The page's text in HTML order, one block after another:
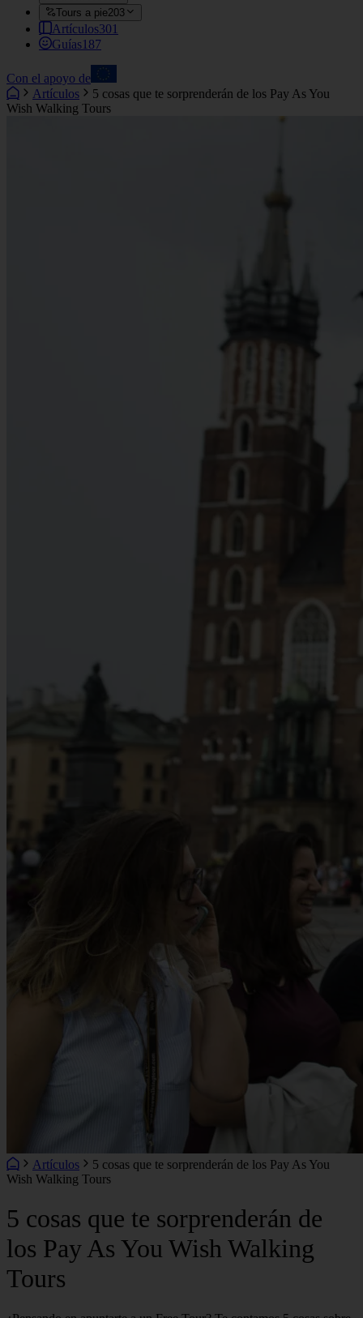
Tours a pie203
Artículos301
Guías187
Con el apoyo de
Artículos
5 cosas que te sorprenderán de los Pay As You
Wish Walking Tours
Artículos
5 cosas que te sorprenderán de los Pay As You
Wish Walking Tours
5 cosas que te sorprenderán de
los Pay As You Wish Walking
Tours